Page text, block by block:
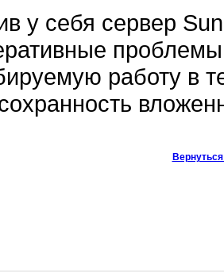
у себя сервер
работу в